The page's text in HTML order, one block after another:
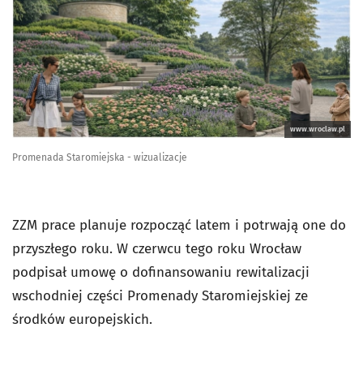
www.wroclaw.pl
Promenada Staromiejska - wizualizacje
ZZM prace planuje rozpocząć latem i potrwają one do
przyszłego roku. W czerwcu tego roku Wrocław
podpisał umowę o dofinansowaniu rewitalizacji
wschodniej części Promenady Staromiejskiej ze
środków europejskich.